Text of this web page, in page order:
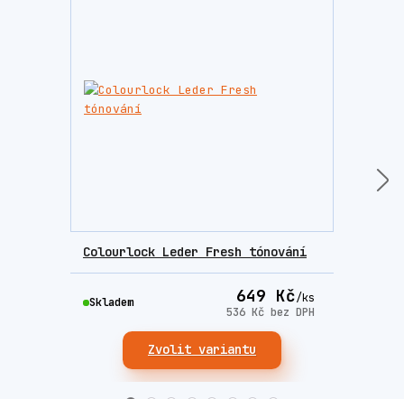
Colourlock Leder Fresh tónování
649 Kč/ks
536 Kč bez DPH
Skladem
Zvolit variantu